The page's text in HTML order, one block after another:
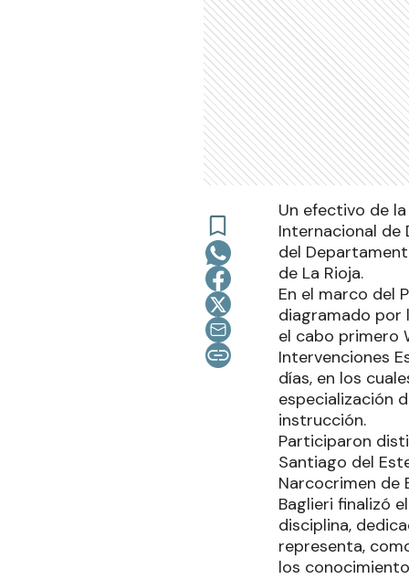
Un efectivo de
Internacional
del
de La Rioja.
En el marco del
diagramado por
el cabo primero
Intervenciones
días, en los
especialización
instrucción.
Participaron
Santiago del
Narcocrimen de
Baglieri finalizó
disciplina,
representa,
los